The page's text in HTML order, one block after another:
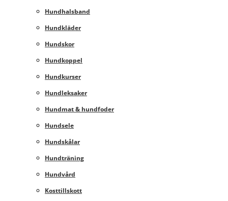
Hundhalsband
Hundkläder
Hundskor
Hundkoppel
Hundkurser
Hundleksaker
Hundmat & hundfoder
Hundsele
Hundskålar
Hundträning
Hundvård
Kosttillskott